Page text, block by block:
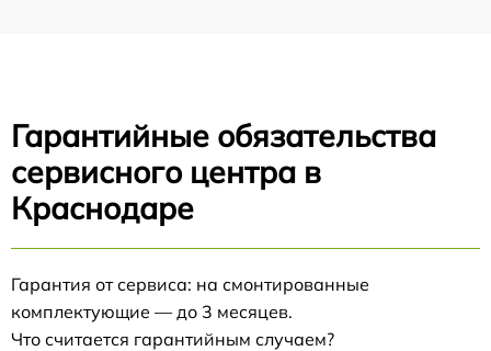
Гарантийные обязательства
сервисного центра в
Краснодаре
Гарантия от сервиса: на смонтированные
комплектующие — до 3 месяцев.
Что считается гарантийным случаем?